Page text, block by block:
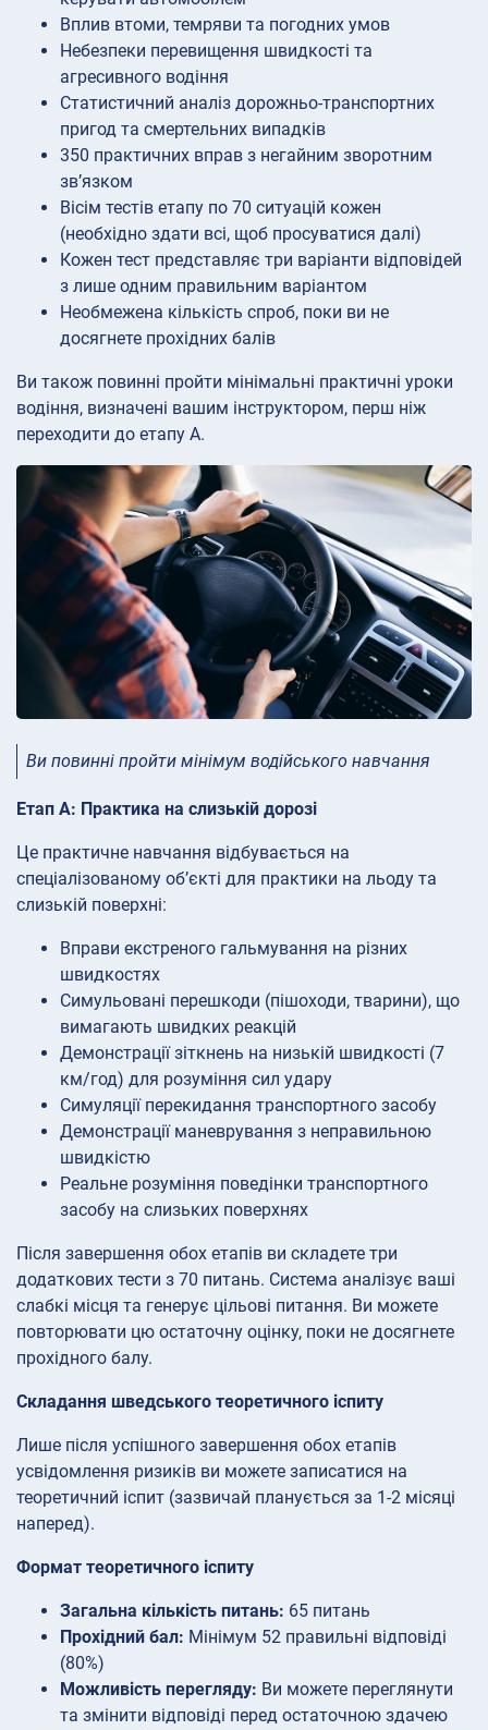
Вплив втоми, темряви та погодних умов
Небезпеки перевищення швидкості та
агресивного водіння
Статистичний аналіз дорожньо-транспортних
пригод та смертельних випадків
350 практичних вправ з негайним зворотним
зв’язком
Вісім тестів етапу по 70 ситуацій кожен
(необхідно здати всі, щоб просуватися далі)
Кожен тест представляє три варіанти відповідей
з лише одним правильним варіантом
Необмежена кількість спроб, поки ви не
досягнете прохідних балів
Ви також повинні пройти мінімальні практичні уроки
водіння, визначені вашим інструктором, перш ніж
переходити до етапу A.
Ви повинні пройти мінімум водійського навчання
Етап A: Практика на слизькій дорозі
Це практичне навчання відбувається на
спеціалізованому об’єкті для практики на льоду та
слизькій поверхні:
Вправи екстреного гальмування на різних
швидкостях
Симульовані перешкоди (пішоходи, тварини), що
вимагають швидких реакцій
Демонстрації зіткнень на низькій швидкості (7
км/год) для розуміння сил удару
Симуляції перекидання транспортного засобу
Демонстрації маневрування з неправильною
швидкістю
Реальне розуміння поведінки транспортного
засобу на слизьких поверхнях
Після завершення обох етапів ви складете три
додаткових тести з 70 питань. Система аналізує ваші
слабкі місця та генерує цільові питання. Ви можете
повторювати цю остаточну оцінку, поки не досягнете
прохідного балу.
Складання шведського теоретичного іспиту
Лише після успішного завершення обох етапів
усвідомлення ризиків ви можете записатися на
теоретичний іспит (зазвичай планується за 1-2 місяці
наперед).
Формат теоретичного іспиту
Загальна кількість питань: 65 питань
Прохідний бал: Мінімум 52 правильні відповіді
(80%)
Можливість перегляду: Ви можете переглянути
та змінити відповіді перед остаточною здачею